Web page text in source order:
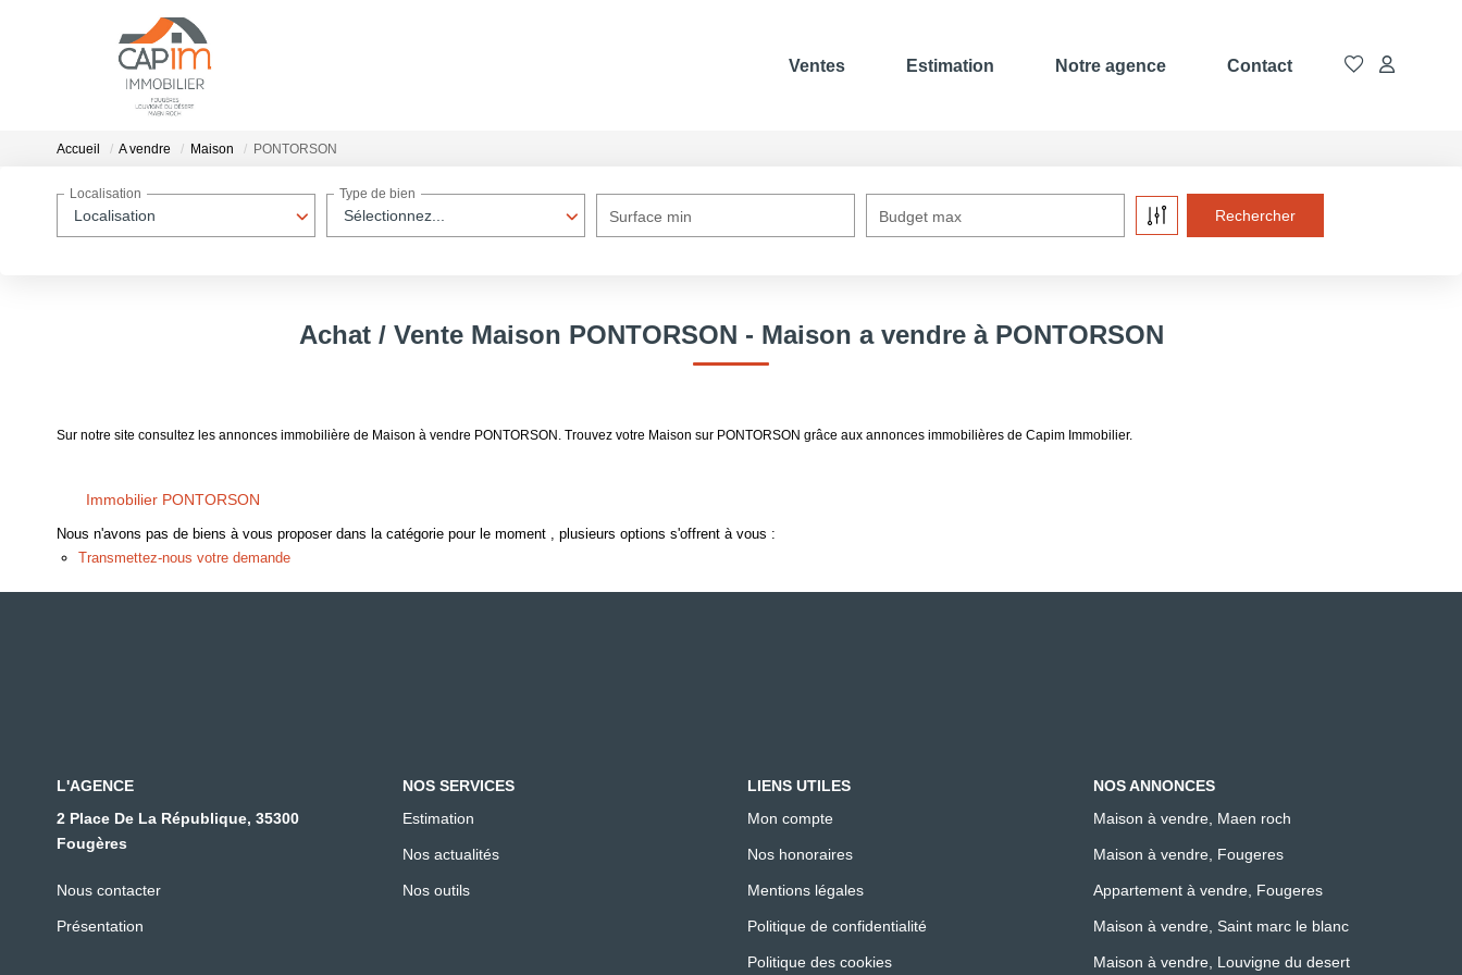
Ventes Estimation Notre agence Contact
Accueil A vendre Maison PONTORSON
Localisation
Localisation
Sélectionnez...
Type de bien
Surface min Budget max
Achat / Vente Maison PONTORSON - Maison a vendre à PONTORSON
Sur notre site consultez les annonces immobilière de Maison à vendre PONTORSON. Trouvez votre Maison sur PONTORSON grâce aux annonces immobilières de Capim Immobilier.
Immobilier PONTORSON
Nous n'avons pas de biens à vous proposer dans la catégorie pour le moment , plusieurs options s'offrent à vous :
Transmettez-nous votre demande
L'AGENCE
2 Place De La République, 35300
Fougères
Nous contacter
Présentation
NOS SERVICES
Estimation
Nos actualités
Nos outils
LIENS UTILES
Mon compte
Nos honoraires
Mentions légales
Politique de confidentialité
Politique des cookies
NOS ANNONCES
Maison à vendre, Maen roch
Maison à vendre, Fougeres
Appartement à vendre, Fougeres
Maison à vendre, Saint marc le blanc
Maison à vendre, Louvigne du desert